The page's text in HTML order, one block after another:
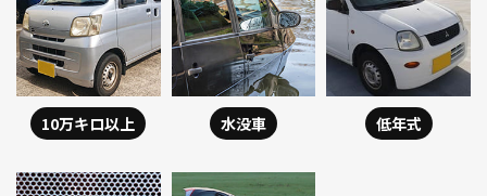
10万キロ以上 水没車 低年式